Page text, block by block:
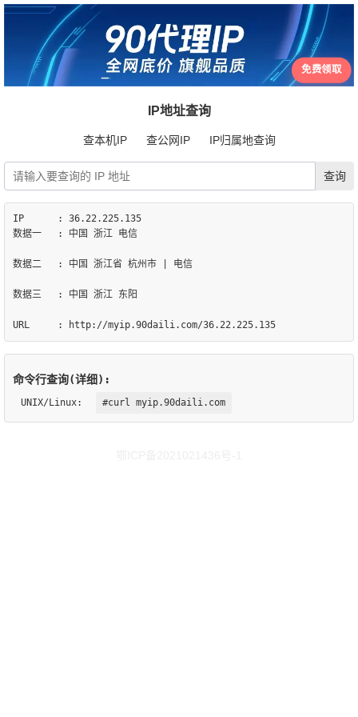
免费领取
IP地址查询
查本机IP 查公网IP IP归属地查询
IP	: 36.22.225.135
数据一	: 中国 浙江 电信
数据二	: 中国 浙江省 杭州市 | 电信
数据三	: 中国 浙江 东阳
命令行查询(详细):
UNIX/Linux: #curl myip.90daili.com